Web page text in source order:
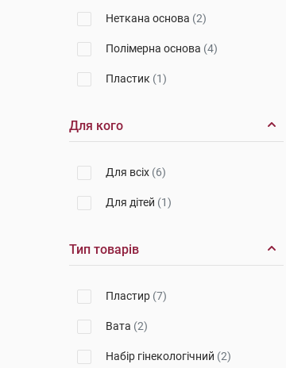
Неткана основа (2)
Полімерна основа (4)
Пластик (1)
Для кого
Для всіх (6)
Для дітей (1)
Тип товарів
Пластир (7)
Вата (2)
Набір гінекологічний (2)